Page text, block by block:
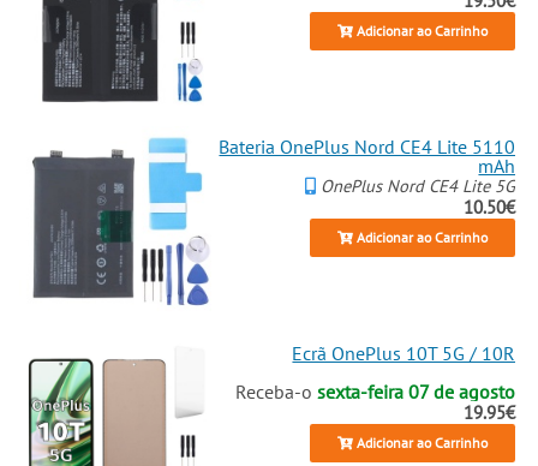
Adicionar ao Carrinho
Bateria OnePlus Nord CE4 Lite 5110
mAh
OnePlus Nord CE4 Lite 5G
10.50€
Adicionar ao Carrinho
Ecrã OnePlus 10T 5G / 10R
Receba-osexta-feira 07 de agosto
19.95€
Adicionar ao Carrinho